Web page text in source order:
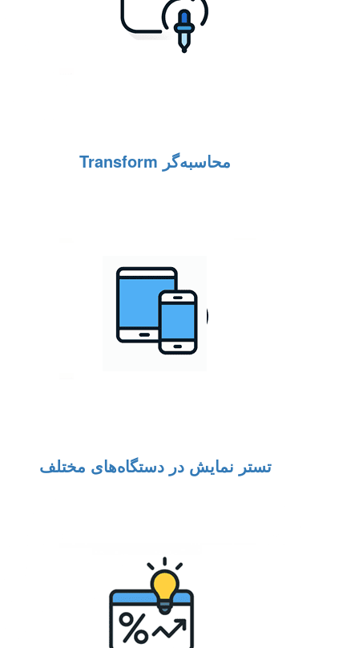
محاسبه‌گر Transform
تستر نمایش در دستگاه‌های مختلف